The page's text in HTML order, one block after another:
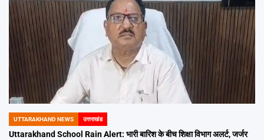
POSTED
IN
UTTARAKHAND NEWS उत्तराखंड
Uttarakhand School Rain Alert: भारी बारिश के बीच शिक्षा विभाग अलर्ट, जर्जर